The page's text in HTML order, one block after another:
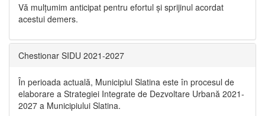
Vă mulţumim anticipat pentru efortul şi sprijinul acordat
acestui demers.
Chestionar SIDU 2021-2027
În perioada actuală, Municipiul Slatina este în procesul de
elaborare a Strategiei Integrate de Dezvoltare Urbană 2021‐
2027 a Municipiului Slatina.